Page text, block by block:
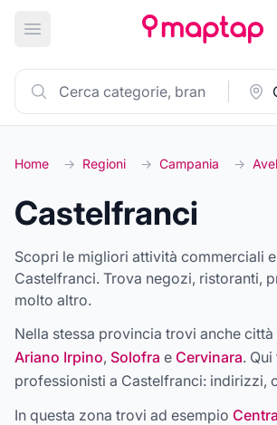
Apri menu principale
Home → Regioni → Campania →
Castelfranci
Scopri le migliori attività commerciali
Castelfranci. Trova negozi, ristoranti,
molto altro.
Nella stessa provincia trovi anche
Ariano Irpino, Solofra e Cervinara.
professionisti a Castelfranci: indirizzi,
In questa zona trovi ad esempio